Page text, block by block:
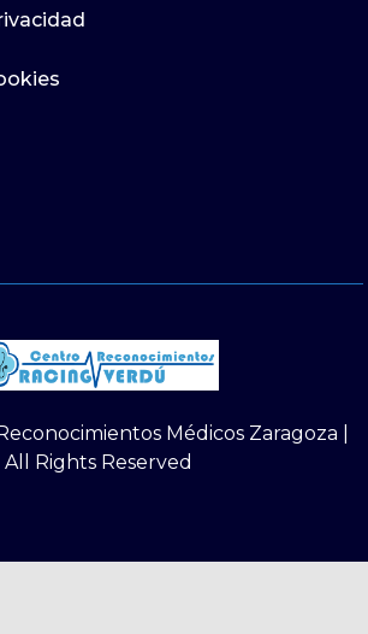
Médicos Zaragoza |
All Rights Reserved